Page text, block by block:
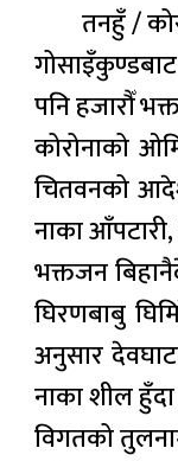
तनहुँ /
पनि हजारौँ
कोरोनाको
चितवनको
नाका
भक्तजन
घिरणबाबु
अनुसार
नाका शील
विगतको